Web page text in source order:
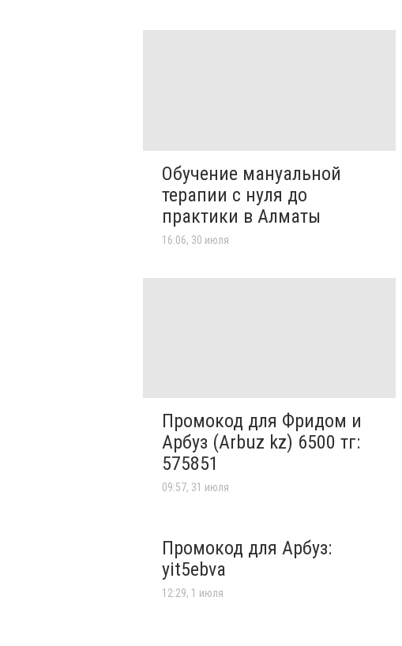
Обучение мануальной
терапии с нуля до
практики в Алматы
16:06, 30 июля
Промокод для Фридом и
Арбуз (Arbuz kz) 6500 тг:
575851
09:57, 31 июля
Промокод для Арбуз:
yit5ebva
12:29, 1 июля